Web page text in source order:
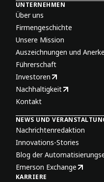
UNTERNEHMEN
Über uns
Firmengeschichte
Unsere Mission
Auszeichnungen und
Führerschaft
Investoren
Nachhaltigkeit
Kontakt
NEWS UND
Nachrichtenredaktion
Innovations-Stories
Blog der
Emerson Exchange
KARRIERE